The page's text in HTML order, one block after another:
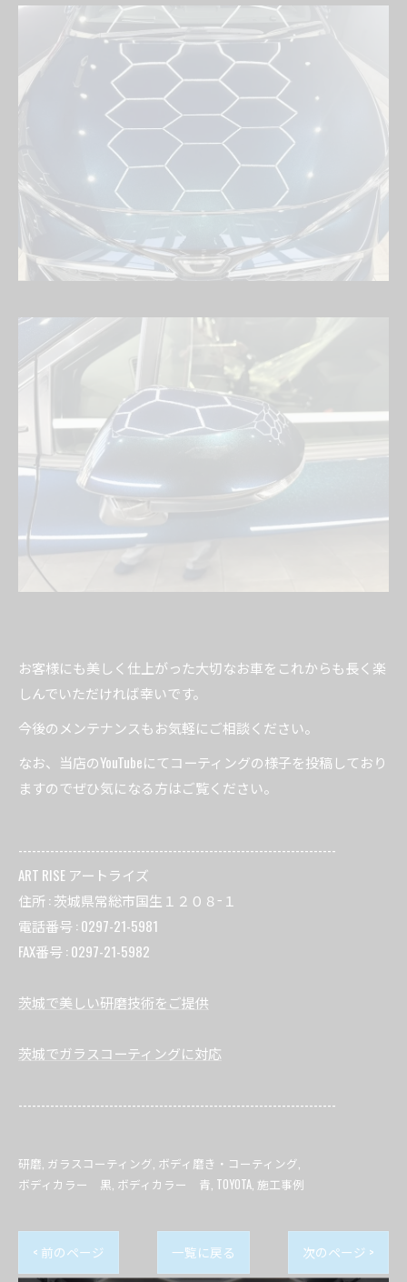
お客様にも美しく仕上がった大切なお車をこれからも長く楽
しんでいただければ幸いです。
今後のメンテナンスもお気軽にご相談ください。
なお、当店のYouTubeにてコーティングの様子を投稿しており
ますのでぜひ気になる方はご覧ください。
----------------------------------------------------------------------
ART RISE アートライズ
住所 : 茨城県常総市国生１２０８−１
電話番号 : 0297-21-5981
FAX番号 : 0297-21-5982
茨城で美しい研磨技術をご提供
茨城でガラスコーティングに対応
----------------------------------------------------------------------
研磨 ガラスコーティング ボディ磨き・コーティング
ボディカラー 黒 ボディカラー 青 TOYOTA 施工事例
< 前のページ 一覧に戻る 次のページ >